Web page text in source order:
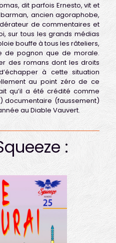
dit parfois Ernesto, vit et
ancien agoraphobe,
de commentaires et
sur tous les grands médias
bouffe à tous les râteliers,
de pognon que de morale.
des romans dont les droits
à cette situation
au point zéro de ce
qu’il a été crédité comme
documentaire (faussement)
au Diable Vauvert.
: